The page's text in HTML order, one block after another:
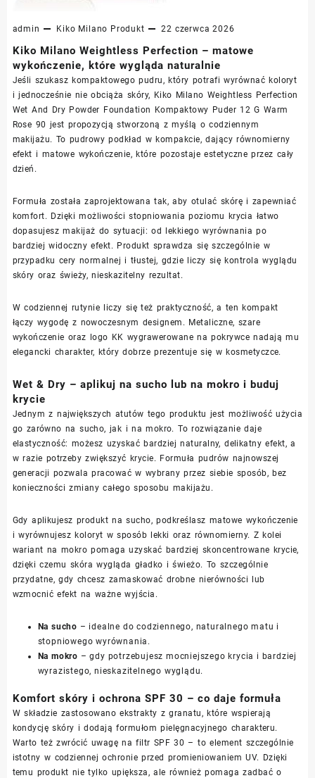
admin Kiko Milano Produkt 22 czerwca 2026
Kiko Milano Weightless Perfection – matowe
wykończenie, które wygląda naturalnie
Jeśli szukasz kompaktowego pudru, który potrafi wyrównać koloryt
i jednocześnie nie obciąża skóry, Kiko Milano Weightless Perfection
Wet And Dry Powder Foundation Kompaktowy Puder 12 G Warm
Rose 90 jest propozycją stworzoną z myślą o codziennym
makijażu. To pudrowy podkład w kompakcie, dający równomierny
efekt i matowe wykończenie, które pozostaje estetyczne przez cały
dzień.
Formuła została zaprojektowana tak, aby otulać skórę i zapewniać
komfort. Dzięki możliwości stopniowania poziomu krycia łatwo
dopasujesz makijaż do sytuacji: od lekkiego wyrównania po
bardziej widoczny efekt. Produkt sprawdza się szczególnie w
przypadku cery normalnej i tłustej, gdzie liczy się kontrola wyglądu
skóry oraz świeży, nieskazitelny rezultat.
W codziennej rutynie liczy się też praktyczność, a ten kompakt
łączy wygodę z nowoczesnym designem. Metaliczne, szare
wykończenie oraz logo KK wygrawerowane na pokrywce nadają mu
elegancki charakter, który dobrze prezentuje się w kosmetyczce.
Wet & Dry – aplikuj na sucho lub na mokro i buduj
krycie
Jednym z największych atutów tego produktu jest możliwość użycia
go zarówno na sucho, jak i na mokro. To rozwiązanie daje
elastyczność: możesz uzyskać bardziej naturalny, delikatny efekt, a
w razie potrzeby zwiększyć krycie. Formuła pudrów najnowszej
generacji pozwala pracować w wybrany przez siebie sposób, bez
konieczności zmiany całego sposobu makijażu.
Gdy aplikujesz produkt na sucho, podkreślasz matowe wykończenie
i wyrównujesz koloryt w sposób lekki oraz równomierny. Z kolei
wariant na mokro pomaga uzyskać bardziej skoncentrowane krycie,
dzięki czemu skóra wygląda gładko i świeżo. To szczególnie
przydatne, gdy chcesz zamaskować drobne nierówności lub
wzmocnić efekt na ważne wyjścia.
Na sucho – idealne do codziennego, naturalnego matu i
stopniowego wyrównania.
Na mokro – gdy potrzebujesz mocniejszego krycia i bardziej
wyrazistego, nieskazitelnego wyglądu.
Komfort skóry i ochrona SPF 30 – co daje formuła
W składzie zastosowano ekstrakty z granatu, które wspierają
kondycję skóry i dodają formułom pielęgnacyjnego charakteru.
Warto też zwrócić uwagę na filtr SPF 30 – to element szczególnie
istotny w codziennej ochronie przed promieniowaniem UV. Dzięki
temu produkt nie tylko upiększa, ale również pomaga zadbać o